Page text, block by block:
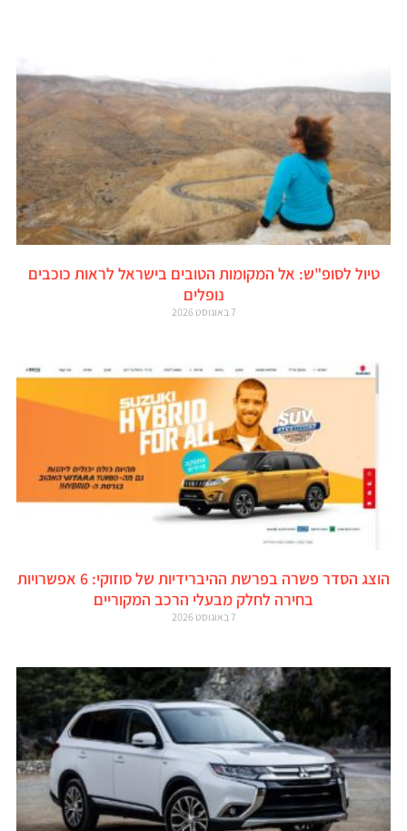
טיול לסופ"ש: אל המקומות הטובים בישראל לראות כוכבים
נופלים
7 באוגוסט 2026
הוצג הסדר פשרה בפרשת ההיברידיות של סוזוקי: 6 אפשרויות
בחירה לחלק מבעלי הרכב המקוריים
7 באוגוסט 2026